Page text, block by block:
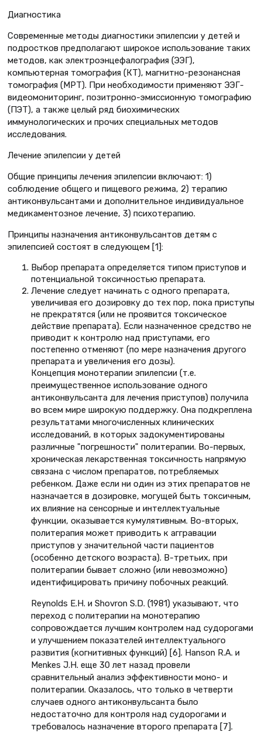
Диагностика
Современные методы диагностики эпилепсии у детей и
подростков предполагают широкое использование таких
методов, как электроэнцефалография (ЭЭГ),
компьютерная томография (КТ), магнитно-резонансная
томография (МРТ). При необходимости применяют ЭЭГ-
видеомониторинг, позитронно-эмиссионную томографию
(ПЭТ), а также целый ряд биохимических
иммунологических и прочих специальных методов
исследования.
Лечение эпилепсии у детей
Общие принципы лечения эпилепсии включают: 1)
соблюдение общего и пищевого режима, 2) терапию
антиконвульсантами и дополнительное индивидуальное
медикаментозное лечение, 3) психотерапию.
Принципы назначения антиконвульсантов детям с
эпилепсией состоят в следующем [1]:
Выбор препарата определяется типом приступов и
потенциальной токсичностью препарата.
Лечение следует начинать с одного препарата,
увеличивая его дозировку до тех пор, пока приступы
не прекратятся (или не проявится токсическое
действие препарата). Если назначенное средство не
приводит к контролю над приступами, его
постепенно отменяют (по мере назначения другого
препарата и увеличения его дозы).
Концепция монотерапии эпилепсии (т.е.
преимущественное использование одного
антиконвульсанта для лечения приступов) получила
во всем мире широкую поддержку. Она подкреплена
результатами многочисленных клинических
исследований, в которых задокументированы
различные "погрешности" политерапии. Во-первых,
хроническая лекарственная токсичность напрямую
связана с числом препаратов, потребляемых
ребенком. Даже если ни один из этих препаратов не
назначается в дозировке, могущей быть токсичным,
их влияние на сенсорные и интеллектуальные
функции, оказывается кумулятивным. Во-вторых,
политерапия может приводить к аггравации
приступов у значительной части пациентов
(особенно детского возраста). В-третьих, при
политерапии бывает сложно (или невозможно)
идентифицировать причину побочных реакций.
Reynolds E.H. и Shovron S.D. (1981) указывают, что
переход с политерапии на монотерапию
сопровождается лучшим контролем над судорогами
и улучшением показателей интеллектуального
развития (когнитивных функций) [6]. Hanson R.A. и
Menkes J.H. еще 30 лет назад провели
сравнительный анализ эффективности моно- и
политерапии. Оказалось, что только в четверти
случаев одного антиконвульсанта было
недостаточно для контроля над судорогами и
требовалось назначение второго препарата [7].